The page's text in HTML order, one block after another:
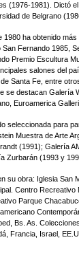
(1976-1981). Dictó
de Belgrano
1980 ha obtenido
San Fernando 1985,
Premio Escultura
salones del
Santa Fe, entre
se destacan Galería
Euroamerica
seleccionada para
Muestra de Arte
(1991); Galería
Zurbarán (1993 y
su obra: Iglesia San
Centro Recreativo
Parque
Bs. As.
Francia, Israel,